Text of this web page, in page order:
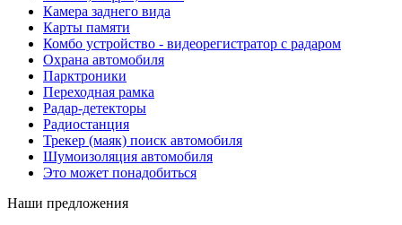
Камера заднего вида
Карты памяти
Комбо устройство - видеорегистратор с радаром
Охрана автомобиля
Парктроники
Переходная рамка
Радар-детекторы
Радиостанция
Трекер (маяк) поиск автомобиля
Шумоизоляция автомобиля
Это может понадобиться
Наши предложения